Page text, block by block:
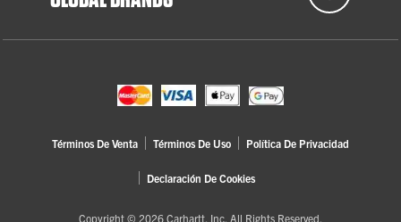
Términos De Venta Términos De Uso Política De Privacidad
Declaración De Cookies
Copyright © 2026 Carhartt, Inc. All Rights Reserved.